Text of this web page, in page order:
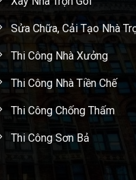
Sửa Chữa, Cải Tạo Nhà
Thi Công Nhà Xưởng
Thi Công Nhà Tiền Chế
Thi Công Chống Thấm
Thi Công Sơn Bả